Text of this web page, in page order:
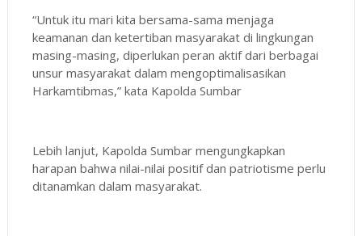
“Untuk itu mari kita bersama-sama menjaga
keamanan dan ketertiban masyarakat di lingkungan
masing-masing, diperlukan peran aktif dari berbagai
unsur masyarakat dalam mengoptimalisasikan
Harkamtibmas,” kata Kapolda Sumbar
Lebih lanjut, Kapolda Sumbar mengungkapkan
harapan bahwa nilai-nilai positif dan patriotisme perlu
ditanamkan dalam masyarakat.